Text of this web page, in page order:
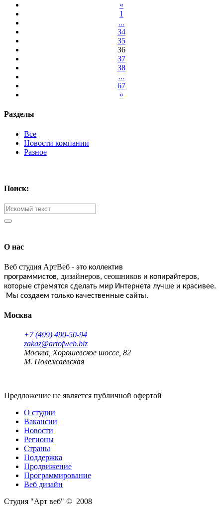
«
1
...
34
35
36
37
38
...
67
»
Разделы
Все
Новости компании
Разное
Поиск:
О нас
Веб студия АртВеб - это коллектив
программистов, дизайнеров, сеошников и копирайтеров,
которые стремятся сделать мир Интернета лучше и красивее.
Мы создаем только качественные сайты.
Москва
+7 (499) 490-50-94
zakaz@artofweb.biz
Москва, Хорошевское шоссе, 82
М. Полежаевская
Предложение не является публичной офертой
О студии
Вакансии
Новости
Регионы
Страны
Поддержка
Продвижение
Программирование
Веб дизайн
Студия "Арт веб" © 2008